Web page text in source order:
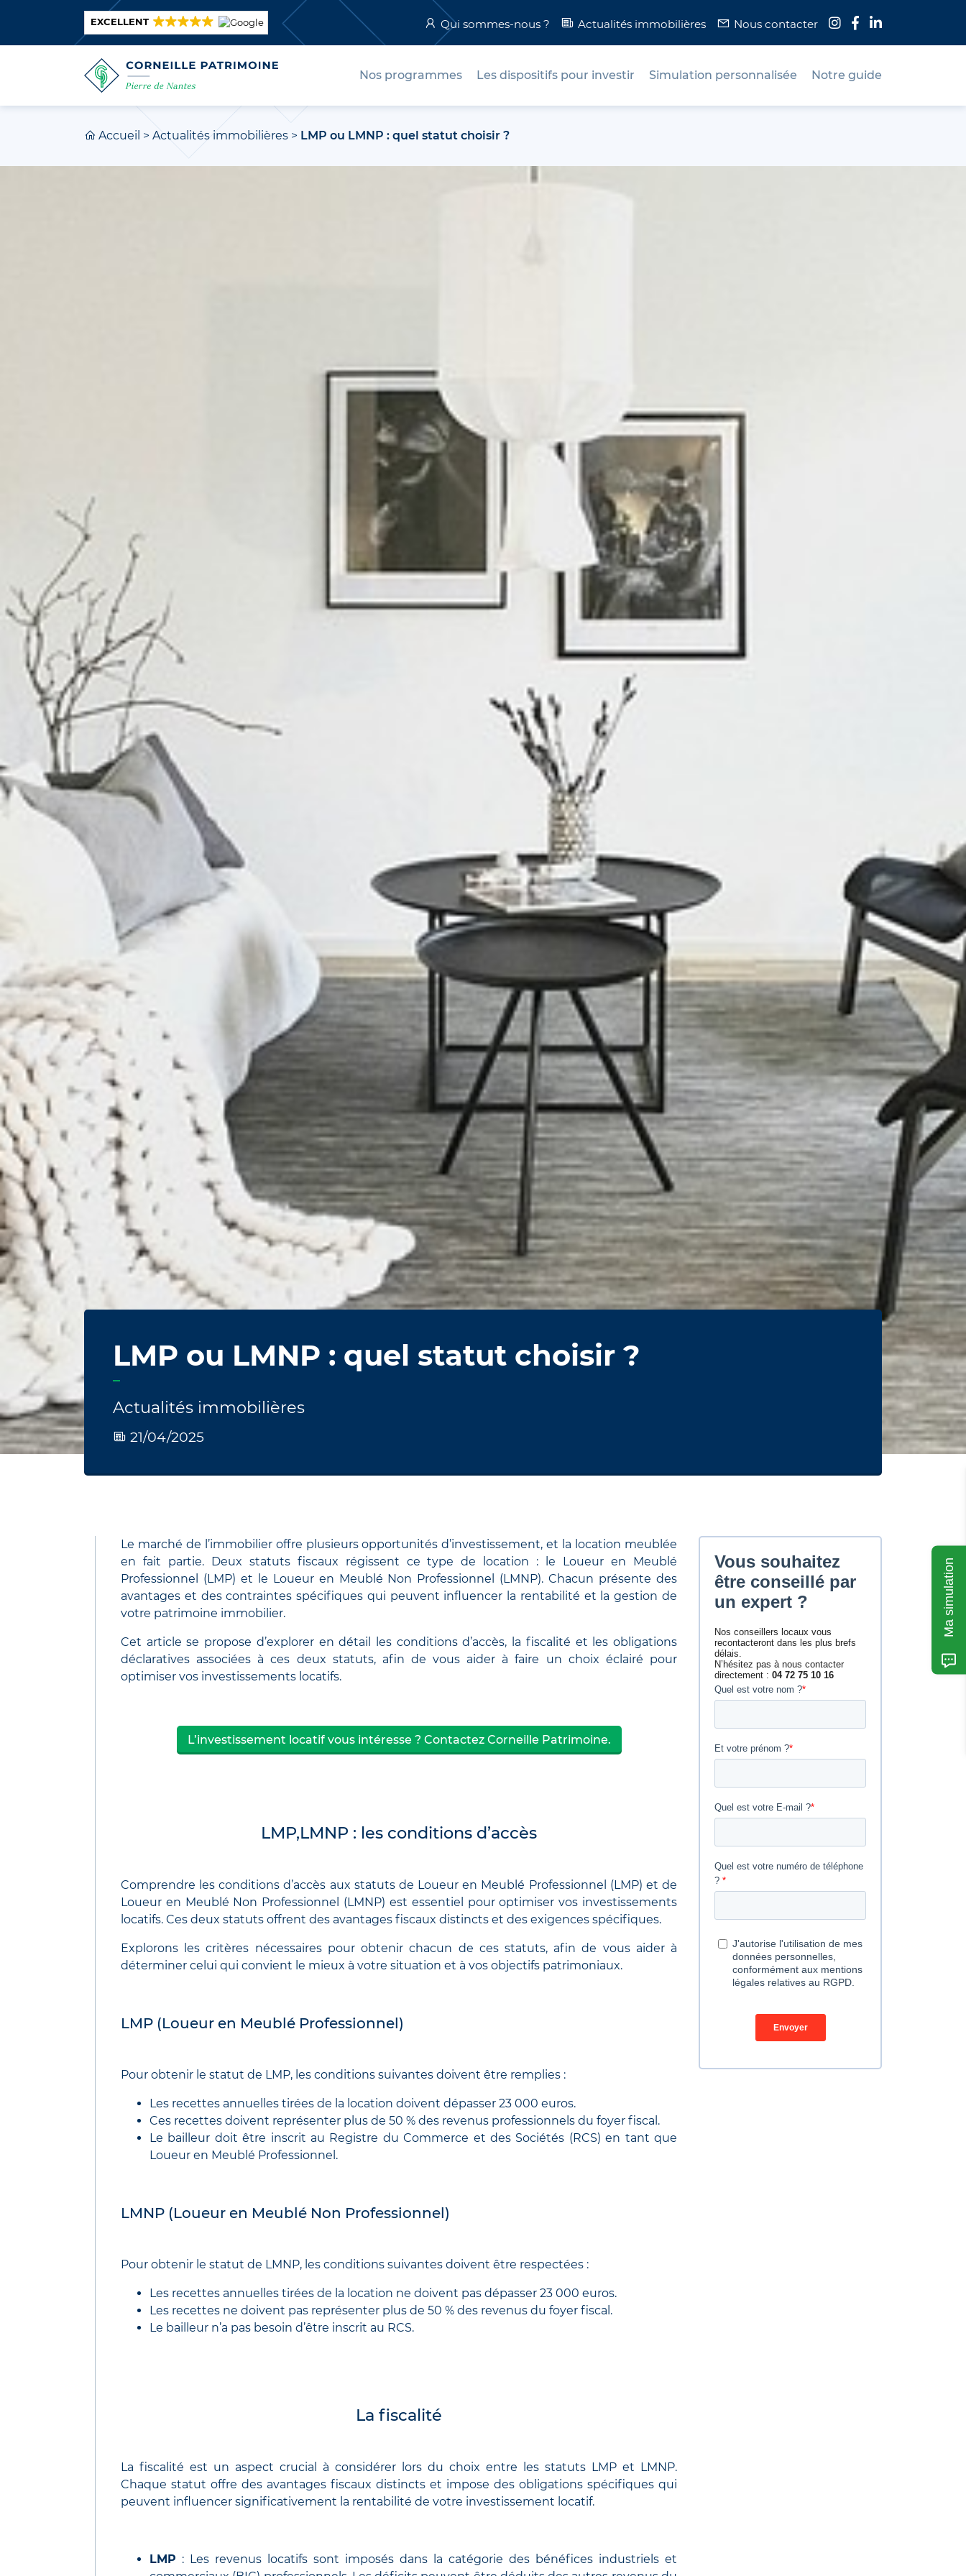
EXCELLENT Qui sommes-nous ? Actualités immobilières Nous contacter
Nos programmes Les dispositifs pour investir Simulation personnalisée Notre guide
Accueil > Actualités immobilières > LMP ou LMNP : quel statut choisir ?
LMP ou LMNP : quel statut choisir ?
Actualités immobilières
21/04/2025
Le marché de l’immobilier offre plusieurs opportunités d’investissement, et la location meublée
en fait partie. Deux statuts fiscaux régissent ce type de location : le Loueur en Meublé
Professionnel (LMP) et le Loueur en Meublé Non Professionnel (LMNP). Chacun présente des
avantages et des contraintes spécifiques qui peuvent influencer la rentabilité et la gestion de
votre patrimoine immobilier.
Cet article se propose d’explorer en détail les conditions d’accès, la fiscalité et les obligations
déclaratives associées à ces deux statuts, afin de vous aider à faire un choix éclairé pour
optimiser vos investissements locatifs.
L’investissement locatif vous intéresse ? Contactez Corneille Patrimoine.
LMP,LMNP : les conditions d’accès
Comprendre les conditions d’accès aux statuts de Loueur en Meublé Professionnel (LMP) et de
Loueur en Meublé Non Professionnel (LMNP) est essentiel pour optimiser vos investissements
locatifs. Ces deux statuts offrent des avantages fiscaux distincts et des exigences spécifiques.
Explorons les critères nécessaires pour obtenir chacun de ces statuts, afin de vous aider à
déterminer celui qui convient le mieux à votre situation et à vos objectifs patrimoniaux.
LMP (Loueur en Meublé Professionnel)
Pour obtenir le statut de LMP, les conditions suivantes doivent être remplies :
Les recettes annuelles tirées de la location doivent dépasser 23 000 euros.
Ces recettes doivent représenter plus de 50 % des revenus professionnels du foyer fiscal.
Le bailleur doit être inscrit au Registre du Commerce et des Sociétés (RCS) en tant que
Loueur en Meublé Professionnel.
LMNP (Loueur en Meublé Non Professionnel)
Pour obtenir le statut de LMNP, les conditions suivantes doivent être respectées :
Les recettes annuelles tirées de la location ne doivent pas dépasser 23 000 euros.
Les recettes ne doivent pas représenter plus de 50 % des revenus du foyer fiscal.
Le bailleur n’a pas besoin d’être inscrit au RCS.
La fiscalité
La fiscalité est un aspect crucial à considérer lors du choix entre les statuts LMP et LMNP.
Chaque statut offre des avantages fiscaux distincts et impose des obligations spécifiques qui
peuvent influencer significativement la rentabilité de votre investissement locatif.
LMP : Les revenus locatifs sont imposés dans la catégorie des bénéfices industriels et
Ma simulation